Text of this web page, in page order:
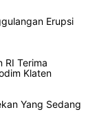
Erupsi
RI Terima
Klaten
Yang Sedang